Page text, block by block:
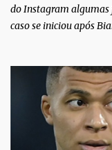
do Instagram algumas
caso se iniciou após
Bianca aparece ainda
após algumas fotos
biquíni fio dental, com
a morena desabafou
exército brasileiro.